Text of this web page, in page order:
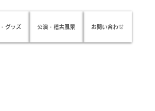
グッズ 公演・稽古風景 お問い合わせ